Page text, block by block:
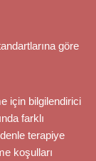
göre
için bilgilendirici
farklı
terapiye
koşulları